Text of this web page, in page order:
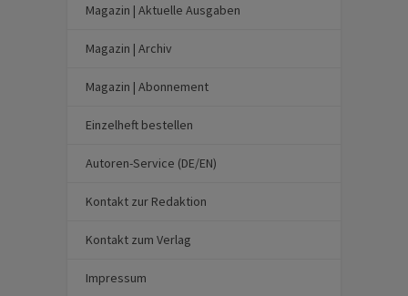
Magazin | Aktuelle Ausgaben
Magazin | Archiv
Magazin | Abonnement
Einzelheft bestellen
Autoren-Service (DE/EN)
Kontakt zur Redaktion
Kontakt zum Verlag
Impressum